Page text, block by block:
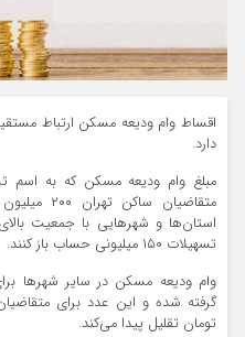
اقساط وام ودیعه مسکن ارتباط
دارد.
مبلغ وام ودیعه مسکن که به اسم
متقاضیان
استان‌ها و شهر‌هایی با جمعیت
تسهیلات ۱۵۰ میلیونی حساب باز کنند.
تومان تقلیل پیدا می‌کند.